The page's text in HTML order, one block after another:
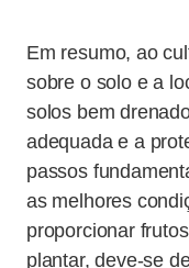
Em resumo, ao
sobre o solo e a
solos bem
adequada e a
passos
as melhores
proporcionar
plantar, deve-se